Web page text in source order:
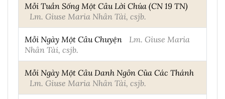
Mỗi Tuần Sống Một Câu Lời Chúa (CN 19 TN)
Lm. Giuse Maria Nhân Tài, csjb.
Mỗi Ngày Một Câu Chuyện
Lm. Giuse Maria
Nhân Tài, csjb.
Mỗi Ngày Một Câu Danh Ngôn Của Các Thánh
Lm. Giuse Maria Nhân Tài, csjb.